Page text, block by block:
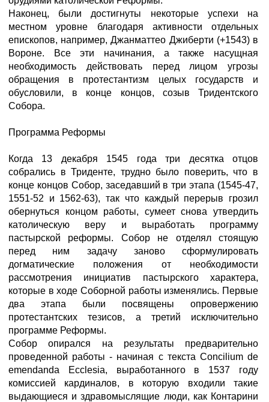
Наконец, были достигнуты некоторые успехи на
местном уровне благодаря активности отдельных
епископов, например, Джанматтео Джиберти (+1543) в
Вороне. Все эти начинания, а также насущная
необходимость действовать перед лицом угрозы
обращения в протестантизм целых государств и
обусловили, в конце концов, созыв Тридентского
Собора.
Программа Реформы
Когда 13 декабря 1545 года три десятка отцов
собрались в Триденте, трудно было поверить, что в
конце концов Собор, заседавший в три этапа (1545-47,
1551-52 и 1562-63), так что каждый перерыв грозил
обернуться концом работы, сумеет снова утвердить
католическую веру и выработать программу
пастырской реформы. Собор не отделял стоящую
перед ним задачу заново сформулировать
догматические положения от необходимости
рассмотрения инициатив пастырского характера,
которые в ходе Соборной работы изменялись. Первые
два этапа были посвящены опровержению
протестантских тезисов, а третий исключительно
программе Реформы.
Собор опирался на результаты предварительно
проведенной работы - начиная с текста Concilium de
emendanda Ecclesia, выработанного в 1537 году
комиссией кардиналов, в которую входили такие
выдающиеся и здравомыслящие люди, как Контарини